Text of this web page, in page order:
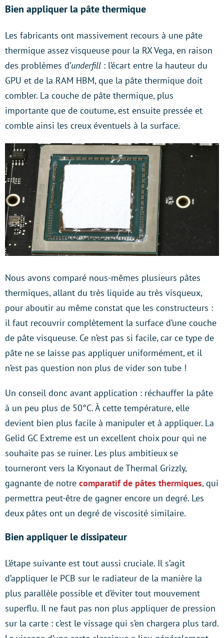
Bien appliquer la pâte thermique
Les fabricants ont massivement recours à une pâte
thermique assez visqueuse pour la RX Vega, en raison
des problèmes d’underfill : l’écart entre la hauteur du
GPU et de la RAM HBM, que la pâte thermique doit
combler. La couche de pâte thermique, plus
importante que de coutume, est ensuite pressée et
comble ainsi les creux éventuels à la surface.
Nous avons comparé nous-mêmes plusieurs pâtes
thermiques, allant du très liquide au très visqueux,
pour aboutir au même constat que les constructeurs :
il faut recouvrir complètement la surface d’une couche
de pâte visqueuse. Ce n’est pas si facile, car ce type de
pâte ne se laisse pas appliquer uniformément, et il
n’est pas question non plus de vider son tube !
Un conseil donc avant application : réchauffer la pâte
à un peu plus de 50°C. À cette température, elle
devient bien plus facile à manipuler et à appliquer. La
Gelid GC Extreme est un excellent choix pour qui ne
souhaite pas se ruiner. Les plus ambitieux se
tourneront vers la Kryonaut de Thermal Grizzly,
gagnante de notre comparatif de pâtes thermiques, qui
permettra peut-être de gagner encore un degré. Les
deux pâtes ont un degré de viscosité similaire.
Bien appliquer le dissipateur
L’étape suivante est tout aussi cruciale. Il s’agit
d’appliquer le PCB sur le radiateur de la manière la
plus parallèle possible et d’éviter tout mouvement
superflu. Il ne faut pas non plus appliquer de pression
sur la carte : c’est le vissage qui s’en chargera plus tard.